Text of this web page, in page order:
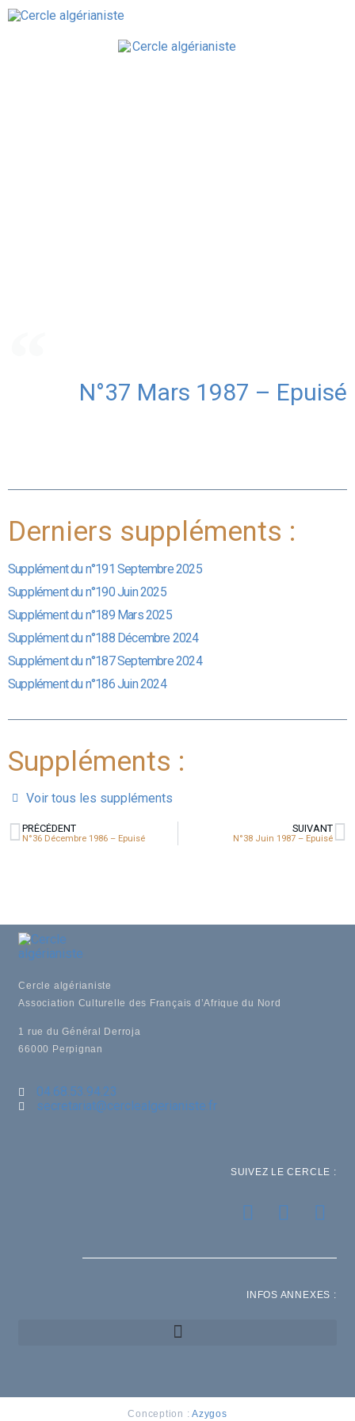
N°37 Mars 1987 – Epuisé
Derniers suppléments :
Supplément du n°191 Septembre 2025
Supplément du n°190 Juin 2025
Supplément du n°189 Mars 2025
Supplément du n°188 Décembre 2024
Supplément du n°187 Septembre 2024
Supplément du n°186 Juin 2024
Suppléments :
Voir tous les suppléments
PRÉCÉDENT
N°36 Décembre 1986 – Epuisé
SUIVANT
N°38 Juin 1987 – Epuisé
Cercle algérianiste
Association Culturelle des Français d’Afrique du Nord
1 rue du Général Derroja
66000 Perpignan
04.68.53.94.23
secretariat@cerclealgerianiste.fr
SUIVEZ LE CERCLE :
INFOS ANNEXES :
Conception :Azygos